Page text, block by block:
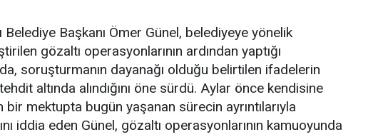
Belediye Başkanı Ömer Günel, belediyeye yönelik
gözaltı operasyonlarının ardından yaptığı
soruşturmanın dayanağı olduğu belirtilen ifadelerin
altında alındığını öne sürdü. Aylar önce kendisine
bir mektupta bugün yaşanan sürecin ayrıntılarıyla
iddia eden Günel, gözaltı operasyonlarının kamuoyunda